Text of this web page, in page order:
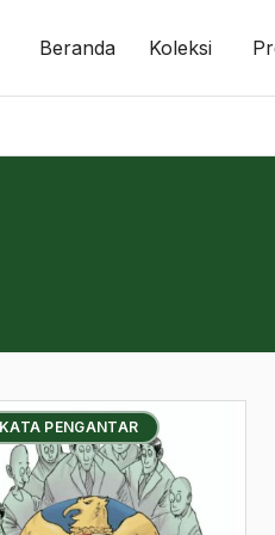
Beranda Koleksi
PENGANTAR